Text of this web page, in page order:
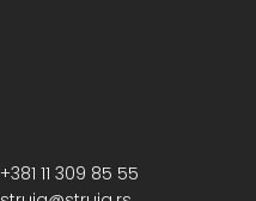
+381 11 309 85 55